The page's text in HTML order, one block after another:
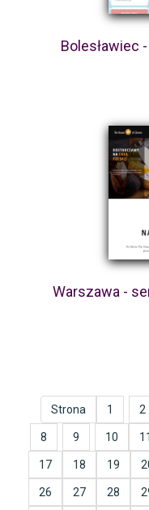
Bolesławiec
Warszawa -
Strona 1 2
8 9 10 11
17 18 19
26 27 28